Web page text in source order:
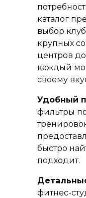
каталог
выбор
крупных
центров
каждый
своему
Удобный
фильтры
быстро
подходит.
фитнес-